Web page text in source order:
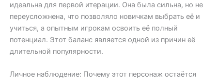
идеальна для первой итерации. Она была сильна, но не
переусложнена, что позволяло новичкам выбрать её и
учиться, а опытным игрокам освоить её полный
потенциал. Этот баланс является одной из причин её
длительной популярности.
Личное наблюдение: Почему этот персонаж остаётся